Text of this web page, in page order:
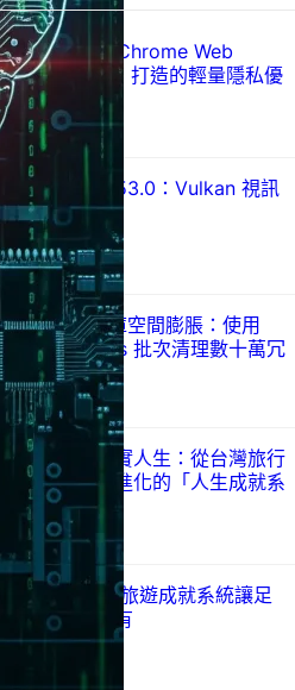
上架 Chrome Web
Manifest V3 打造的輕量隱私優
器
28 日
布 Firefox 153.0：Vulkan 視訊
22 日
媒體庫空間膨脹：使用
Thumbnails 批次清理數十萬冗
21 日
卡呈現你的真實人生：從台灣旅行
職涯，全面進化的「人生成就系
10 日
RPG！開源旅遊成就系統讓足
、等級一次擁有
9 日